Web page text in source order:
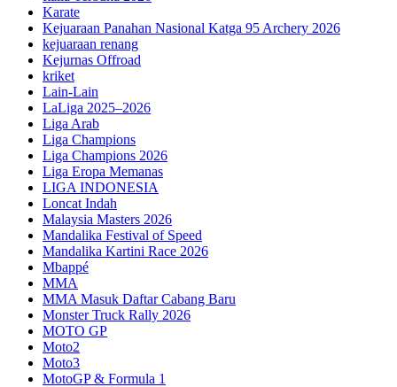
Karate
Kejuaraan Panahan Nasional Katga 95 Archery 2026
kejuaraan renang
Kejurnas Offroad
kriket
Lain-Lain
LaLiga 2025–2026
Liga Arab
Liga Champions
Liga Champions 2026
Liga Eropa Memanas
LIGA INDONESIA
Loncat Indah
Malaysia Masters 2026
Mandalika Festival of Speed
Mandalika Kartini Race 2026
Mbappé
MMA
MMA Masuk Daftar Cabang Baru
Monster Truck Rally 2026
MOTO GP
Moto2
Moto3
MotoGP & Formula 1